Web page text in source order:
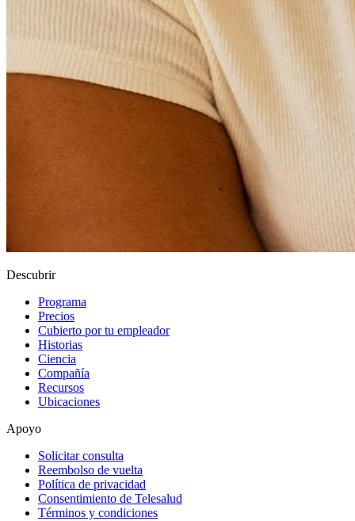
Descubrir
Programa
Precios
Cubierto por tu empleador
Historias
Ciencia
Compañía
Recursos
Ubicaciones
Apoyo
Solicitar consulta
Reembolso de vuelta
Política de privacidad
Consentimiento de Telesalud
Términos y condiciones